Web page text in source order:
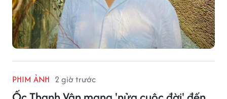
PHIM ẢNH 2 giờ trước